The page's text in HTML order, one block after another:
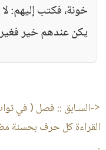
خونة، فكتب إليهم:
يكن عندهم خير
<-السـابق :: فصل ( في
القراءة كل حرف بحسنة
.